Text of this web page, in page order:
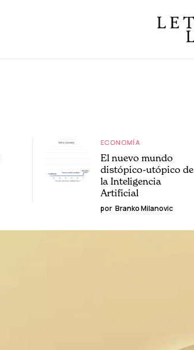
ECONOMÍA
El nuevo mundo
distópico-utópico de
la Inteligencia
Artificial
por Branko Milanovic